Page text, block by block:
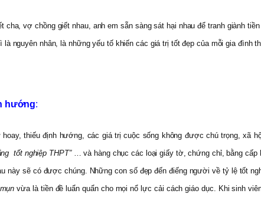
cha, vợ chồng giết nhau, anh em sẵn sàng sát hại nhau để tranh giành
nguyên nhân, là những yếu tố khiến các giá trị tốt đẹp của mỗi gia
hướng:
thiếu định hướng, các giá trị cuộc sống không được chú trọng, xã
tốt nghiệp THPT”… và hàng chục các loại giấy tờ, chứng chỉ, bằng cấp
này sẽ có được chúng. Những con số đẹp đến điếng người về tỷ lệ tốt
mụnvừa là tiền đề luẩn quẩn cho mọi nổ lực cải cách giáo dục. Khi sinh